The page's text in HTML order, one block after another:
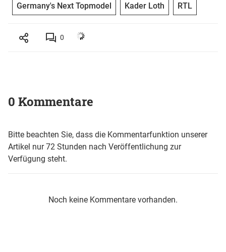
Germany's Next Topmodel Kader Loth RTL
0
0 Kommentare
Bitte beachten Sie, dass die Kommentarfunktion unserer
Artikel nur 72 Stunden nach Veröffentlichung zur
Verfügung steht.
Noch keine Kommentare vorhanden.